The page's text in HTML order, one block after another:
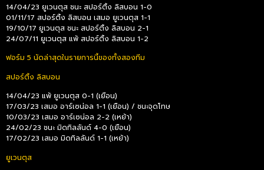
14/04/23 ยูเวนตุส ชนะ สปอร์ติ้ง ลิสบอน 1-0
01/11/17 สปอร์ติ้ง ลิสบอน เสมอ ยูเวนตุส 1-1
19/10/17 ยูเวนตุส ชนะ สปอร์ติ้ง ลิสบอน 2-1
24/07/11 ยูเวนตุส แพ้ สปอร์ติ้ง ลิสบอน 1-2
ฟอร์ม 5 นัดล่าสุดในรายการนี้ของทั้งสองทีม
สปอร์ติ้ง ลิสบอน
14/04/23 แพ้ ยูเวนตุส 0-1 (เยือน)
17/03/23 เสมอ อาร์เซน่อล 1-1 (เยือน) / ชนะจุดโทษ
10/03/23 เสมอ อาร์เซน่อล 2-2 (เหย้า)
24/02/23 ชนะ มิดทิลลันด์ 4-0 (เยือน)
17/02/23 เสมอ มิดทิลลันด์ 1-1 (เหย้า)
ยูเวนตุส